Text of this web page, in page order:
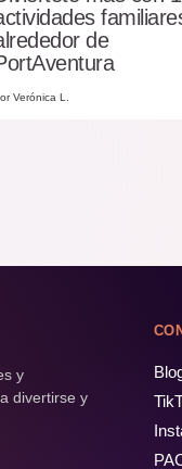
de
Verónica L.
y
divertirse y